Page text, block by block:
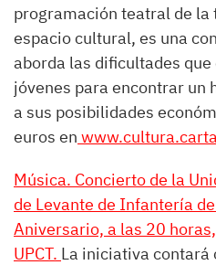
programación teatral de la
espacio cultural, es una
aborda las dificultades
jóvenes para encontrar un
a sus posibilidades
euros en
Música. Concierto de la
de Levante de Infantería
Aniversario, a las 20
UPCT. La iniciativa contará